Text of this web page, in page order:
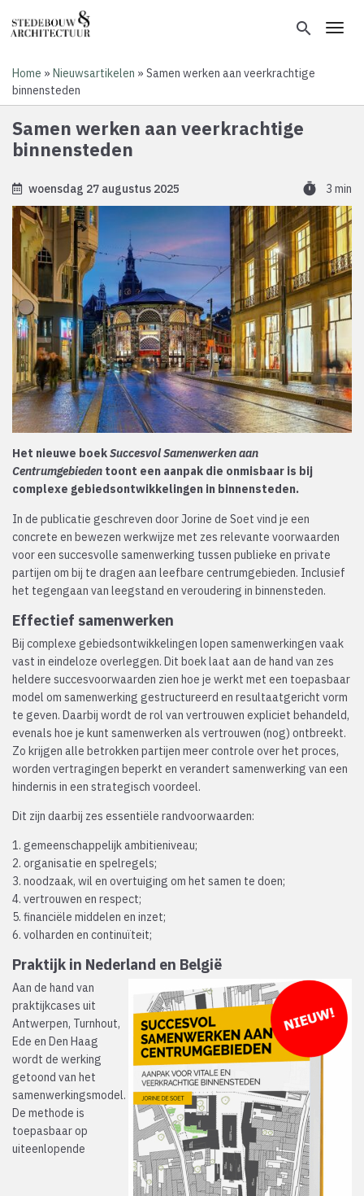
en
naar
inhoud
gaan
search
Kruimelpad
Home Nieuwsartikelen
Samen werken aan veerkrachtige
binnensteden
Samen werken aan veerkrachtige
binnensteden
woensdag 27 augustus 2025 timer 3 min
Het nieuwe boekSuccesvol Samenwerken aan
Centrumgebieden toont een aanpak die onmisbaar is bij
complexe gebiedsontwikkelingen in binnensteden.
In de publicatie geschreven door Jorine de Soet vind je een
concrete en bewezen werkwijze met zes relevante voorwaarden
voor een succesvolle samenwerking tussen publieke en private
partijen om bij te dragen aan leefbare centrumgebieden. Inclusief
het tegengaan van leegstand en veroudering in binnensteden.
Effectief samenwerken
Bij complexe gebiedsontwikkelingen lopen samenwerkingen vaak
vast in eindeloze overleggen. Dit boek laat aan de hand van zes
heldere succesvoorwaarden zien hoe je werkt met een toepasbaar
model om samenwerking gestructureerd en resultaatgericht vorm
te geven. Daarbij wordt de rol van vertrouwen expliciet behandeld,
evenals hoe je kunt samenwerken als vertrouwen (nog) ontbreekt.
Zo krijgen alle betrokken partijen meer controle over het proces,
worden vertragingen beperkt en verandert samenwerking van een
hindernis in een strategisch voordeel.
Dit zijn daarbij zes essentiële randvoorwaarden:
1. gemeenschappelijk ambitieniveau;
2. organisatie en spelregels;
3. noodzaak, wil en overtuiging om het samen te doen;
4. vertrouwen en respect;
5. financiële middelen en inzet;
6. volharden en continuïteit;
Praktijk in Nederland en België
Aan de hand van
praktijkcases uit
Antwerpen, Turnhout,
Ede en Den Haag
wordt de werking
getoond van het
samenwerkingsmodel.
De methode is
toepasbaar op
uiteenlopende